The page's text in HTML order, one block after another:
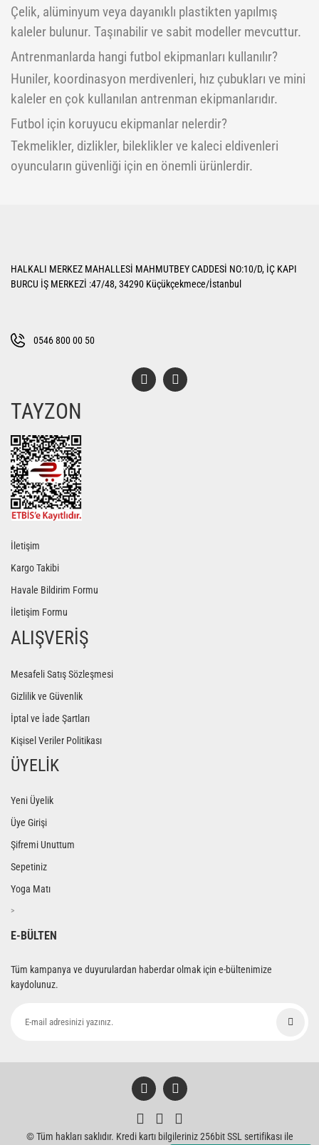
Çelik, alüminyum veya dayanıklı plastikten yapılmış
kaleler bulunur. Taşınabilir ve sabit modeller mevcuttur.
Antrenmanlarda hangi futbol ekipmanları kullanılır?
Huniler, koordinasyon merdivenleri, hız çubukları ve mini
kaleler en çok kullanılan antrenman ekipmanlarıdır.
Futbol için koruyucu ekipmanlar nelerdir?
Tekmelikler, dizlikler, bileklikler ve kaleci eldivenleri
oyuncuların güvenliği için en önemli ürünlerdir.
HALKALI MERKEZ MAHALLESİ MAHMUTBEY CADDESİ NO:10/D, İÇ KAPI
BURCU İŞ MERKEZİ :47/48, 34290 Küçükçekmece/İstanbul
0546 800 00 50
TAYZON
İletişim
Kargo Takibi
Havale Bildirim Formu
İletişim Formu
ALIŞVERİŞ
Mesafeli Satış Sözleşmesi
Gizlilik ve Güvenlik
İptal ve İade Şartları
Kişisel Veriler Politikası
ÜYELİK
Yeni Üyelik
Üye Girişi
Şifremi Unuttum
Sepetiniz
Yoga Matı
>
E-BÜLTEN
Tüm kampanya ve duyurulardan haberdar olmak için e-bültenimize
kaydolunuz.
© Tüm hakları saklıdır. Kredi kartı bilgileriniz 256bit SSL sertifikası ile